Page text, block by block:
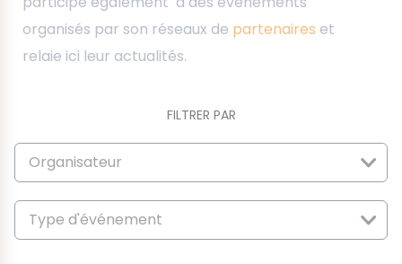
organisés par son réseaux de partenaires et
relaie ici leur actualités.
FILTRER PAR